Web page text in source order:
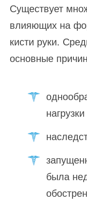
Существует
влияющих на
кисти руки.
основные
была